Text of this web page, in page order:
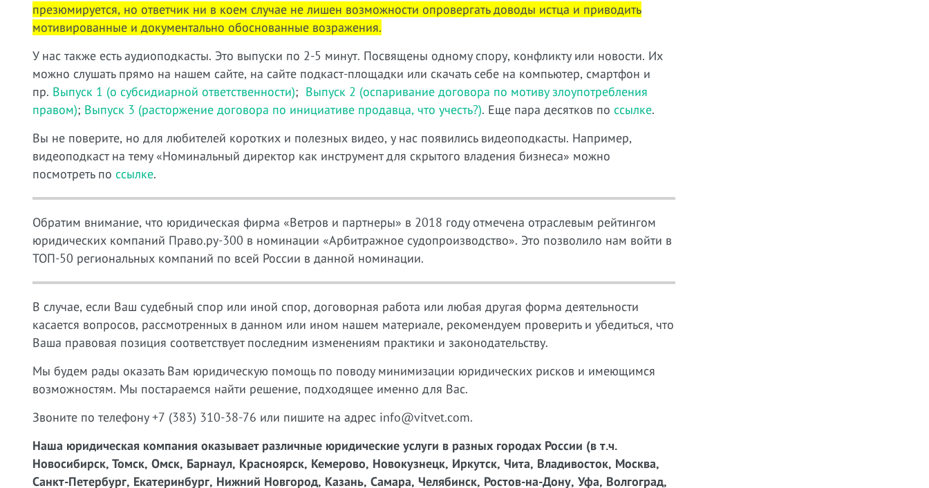
презюмируется, но ответчик ни в коем случае не лишен возможности опровергать доводы истца и приводить
мотивированные и документально обоснованные возражения.
У нас также есть аудиоподкасты. Это выпуски по 2-5 минут. Посвящены одному спору, конфликту или новости. Их
можно слушать прямо на нашем сайте, на сайте подкаст-площадки или скачать себе на компьютер, смартфон и
пр. Выпуск 1 (о субсидиарной ответственности); Выпуск 2 (оспаривание договора по мотиву злоупотребления
правом); Выпуск 3 (расторжение договора по инициативе продавца, что учесть?). Еще пара десятков по ссылке.
Вы не поверите, но для любителей коротких и полезных видео, у нас появились видеоподкасты. Например,
видеоподкаст на тему «Номинальный директор как инструмент для скрытого владения бизнеса» можно
посмотреть по ссылке.
Обратим внимание, что юридическая фирма «Ветров и партнеры» в 2018 году отмечена отраслевым рейтингом
юридических компаний Право.ру-300 в номинации «Арбитражное судопроизводство». Это позволило нам войти в
ТОП-50 региональных компаний по всей России в данной номинации.
В случае, если Ваш судебный спор или иной спор, договорная работа или любая другая форма деятельности
касается вопросов, рассмотренных в данном или ином нашем материале, рекомендуем проверить и убедиться, что
Ваша правовая позиция соответствует последним изменениям практики и законодательству.
Мы будем рады оказать Вам юридическую помощь по поводу минимизации юридических рисков и имеющимся
возможностям. Мы постараемся найти решение, подходящее именно для Вас.
Звоните по телефону +7 (383) 310-38-76 или пишите на адрес info@vitvet.com.
Наша юридическая компания оказывает различные юридические услуги в разных городах России (в т.ч.
Новосибирск, Томск, Омск, Барнаул, Красноярск, Кемерово, Новокузнецк, Иркутск, Чита, Владивосток, Москва,
Санкт-Петербург, Екатеринбург, Нижний Новгород, Казань, Самара, Челябинск, Ростов-на-Дону, Уфа, Волгоград,